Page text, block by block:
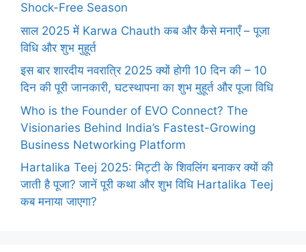
Shock-Free Season
साल 2025 में Karwa Chauth कब और कैसे मनाएँ – पूजा
विधि और शुभ मुहूर्त
इस बार शारदीय नवरात्रि 2025 क्यों होगी 10 दिन की – 10
दिन की पूरी जानकारी, घटस्थापना का शुभ मुहूर्त और पूजा विधि
Who is the Founder of EVO Connect? The
Visionaries Behind India’s Fastest-Growing
Business Networking Platform
Hartalika Teej 2025: मिट्टी के शिवलिंग बनाकर क्यों की
जाती है पूजा? जानें पूरी कथा और शुभ विधि Hartalika Teej
कब मनाया जाएगा?